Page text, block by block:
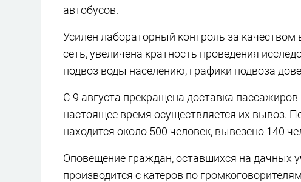
автобусов.
Усилен лабораторный контроль за
сеть, увеличена кратность проведения
подвоз воды населению, графики подвоза
С 9 августа прекращена доставка
настоящее время осуществляется их вывоз.
находится около 500 человек, вывезено 140
Оповещение граждан, оставшихся на дачных
производится с катеров по